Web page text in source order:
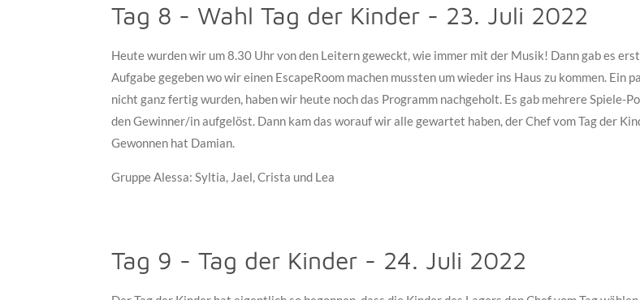
Tag 8 - Wahl Tag der Kinder - 23. Juli 2022
Heute wurden wir um 8.30 Uhr von den Leitern geweckt, wie immer mit der Musik! Dann gab es
Aufgabe gegeben wo wir einen EscapeRoom machen mussten um wieder ins Haus zu kommen.
nicht ganz fertig wurden, haben wir heute noch das Programm nachgeholt. Es gab mehrere Spiele-
den Gewinner/in aufgelöst. Dann kam das worauf wir alle gewartet haben, der Chef vom Tag der
Gewonnen hat Damian.
Gruppe Alessa: Syltia, Jael, Crista und Lea
Tag 9 - Tag der Kinder - 24. Juli 2022